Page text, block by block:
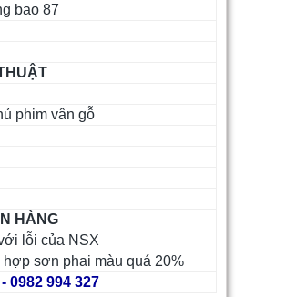
bao 87
phim vân gỗ
HÀNG
lỗi của NSX
sơn phai màu quá 20%
0982 994 327